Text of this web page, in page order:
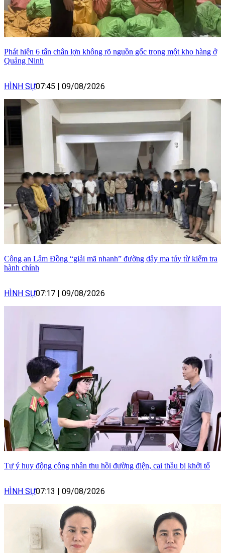
Phát hiện 6 tấn chân lợn không rõ nguồn gốc trong một kho hàng ở
Quảng Ninh
HÌNH SỰ07:45 | 09/08/2026
Công an Lâm Đồng “giải mã nhanh” đường dây ma túy từ kiểm tra
hành chính
HÌNH SỰ07:17 | 09/08/2026
Tự ý huy động công nhân thu hồi đường điện, cai thầu bị khởi tố
HÌNH SỰ07:13 | 09/08/2026